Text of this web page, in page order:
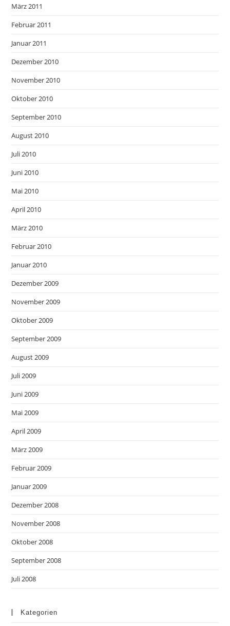
März 2011
Februar 2011
Januar 2011
Dezember 2010
November 2010
Oktober 2010
September 2010
August 2010
Juli 2010
Juni 2010
Mai 2010
April 2010
März 2010
Februar 2010
Januar 2010
Dezember 2009
November 2009
Oktober 2009
September 2009
August 2009
Juli 2009
Juni 2009
Mai 2009
April 2009
März 2009
Februar 2009
Januar 2009
Dezember 2008
November 2008
Oktober 2008
September 2008
Juli 2008
Kategorien